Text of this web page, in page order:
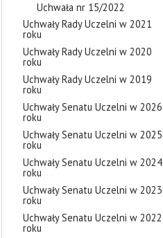
Uchwała nr 15/2022
Uchwały Rady Uczelni w 2021
roku
Uchwały Rady Uczelni w 2020
roku
Uchwały Rady Uczelni w 2019
roku
Uchwały Senatu Uczelni w 2026
roku
Uchwały Senatu Uczelni w 2025
roku
Uchwały Senatu Uczelni w 2024
roku
Uchwały Senatu Uczelni w 2023
roku
Uchwały Senatu Uczelni w 2022
roku